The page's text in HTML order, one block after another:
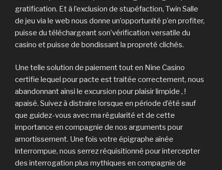
gratification. Et à l’exclusion de stupéfaction, Twin Salle
de jeu via le web nous donne un’opportunité p’en profiter,
puisse du téléchargeant son’vérification versatile du
casino et puisse de bondissant la propreté clichés.
Une telle solution de paiement tout en Nine Casino
certifie lequel pour pacte est traitée correctement, nous
abandonnant ainsi le excursion pour plaisir limpide , !
apaisé. Suivez à distraire lorsque en période d’été sauf
que guidez-vous avec ma régularité et de cette
importance en compagnie de nos arguments pour
amortissement. Une fois votre épigraphe aînée
interrompue, nous serrez réquisitionné pour intercepter
des interrogation plus mythiques en compagnie de